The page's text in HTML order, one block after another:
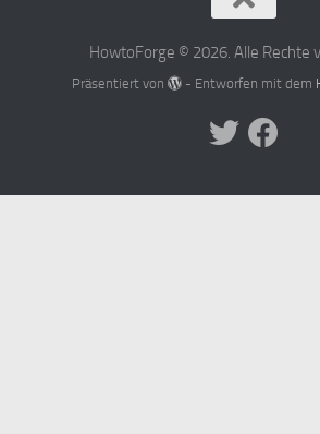
HowtoForge © 2026. Alle Rechte
Präsentiert von - Entworfen mit dem